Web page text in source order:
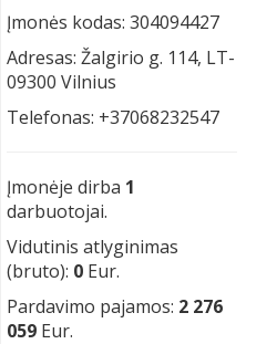
Įmonės kodas: 304094427
Adresas: Žalgirio g. 114, LT-
09300 Vilnius
Telefonas: +37068232547
Įmonėje dirba 1
darbuotojai.
Vidutinis atlyginimas
(bruto): 0 Eur.
Pardavimo pajamos: 2 276
059 Eur.